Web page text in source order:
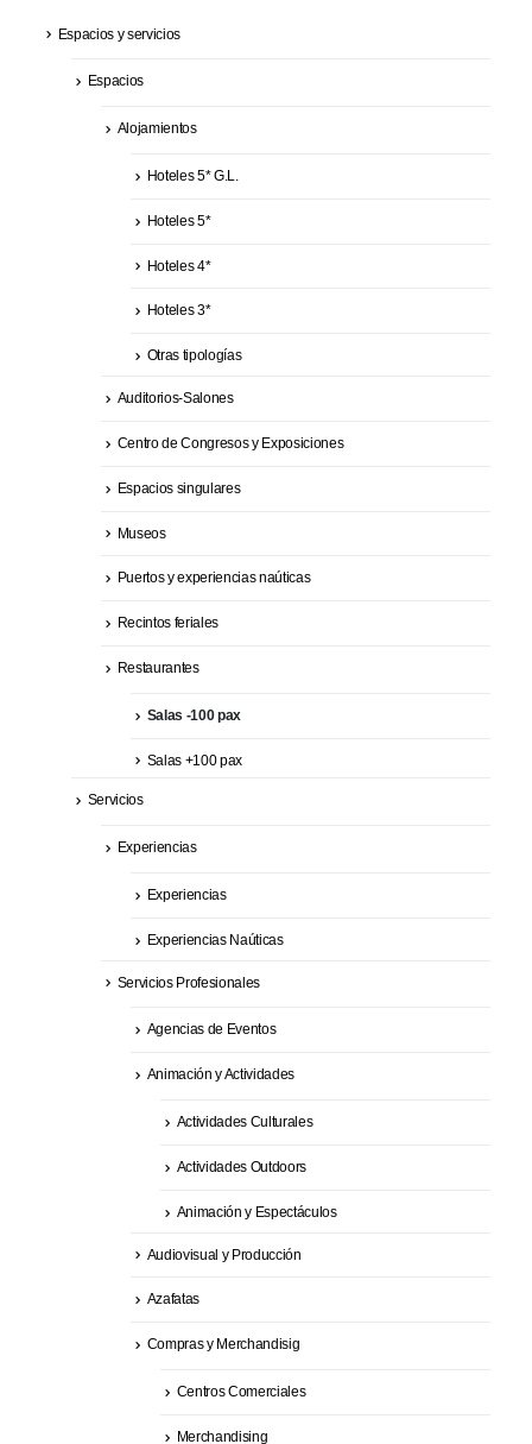
Espacios y servicios
Espacios
Alojamientos
Hoteles 5* G.L.
Hoteles 5*
Hoteles 4*
Hoteles 3*
Otras tipologías
Auditorios-Salones
Centro de Congresos y Exposiciones
Espacios singulares
Museos
Puertos y experiencias naúticas
Recintos feriales
Restaurantes
Salas -100 pax
Salas +100 pax
Servicios
Experiencias
Experiencias
Experiencias Naúticas
Servicios Profesionales
Agencias de Eventos
Animación y Actividades
Actividades Culturales
Actividades Outdoors
Animación y Espectáculos
Audiovisual y Producción
Azafatas
Compras y Merchandisig
Centros Comerciales
Merchandising